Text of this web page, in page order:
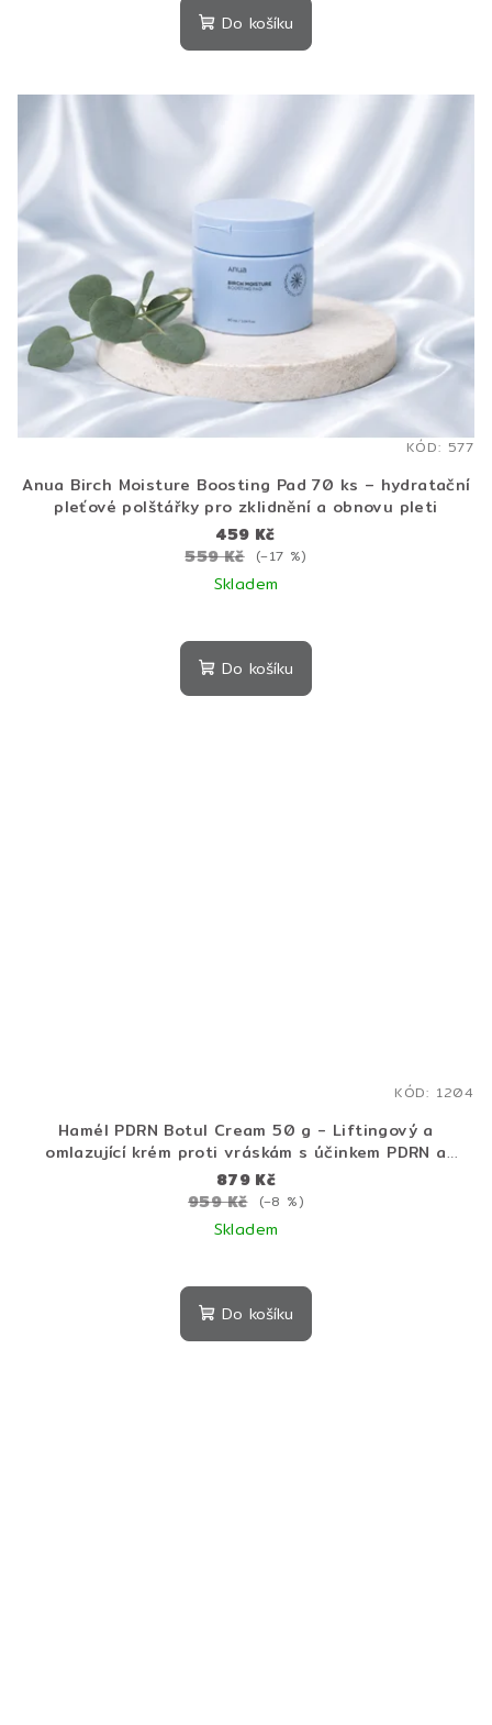
produktu
Do košíku
Anua Birch Moisture Boosting Pad 70 ks – hydratační
pleťové polštářky pro zklidnění a obnovu pleti
459 Kč
559 Kč (–17 %)
Skladem
Do košíku
KÓD: 577
Hamél PDRN Botul Cream 50 g - Liftingový a
omlazující krém proti vráskám s účinkem PDRN a
botulotoxinovým peptidem
879 Kč
959 Kč
(–8 %)
Skladem
Do košíku
KÓD: 1204